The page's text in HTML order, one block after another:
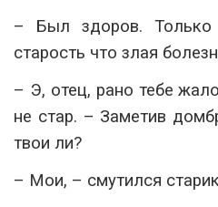
– Был здоров. Только
старость что злая
– Э, отец, рано тебе
не стар. – Заметив
твои ли?
– Мои, – смутился